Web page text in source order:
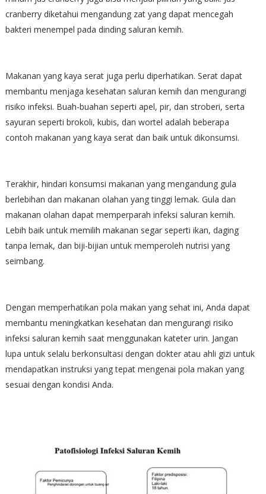
cranberry diketahui mengandung zat yang dapat mencegah
bakteri menempel pada dinding saluran kemih.
Makanan yang kaya serat juga perlu diperhatikan. Serat dapat
membantu menjaga kesehatan saluran kemih dan mengurangi
risiko infeksi. Buah-buahan seperti apel, pir, dan stroberi, serta
sayuran seperti brokoli, kubis, dan wortel adalah beberapa
contoh makanan yang kaya serat dan baik untuk dikonsumsi.
Terakhir, hindari konsumsi makanan yang mengandung gula
berlebihan dan makanan olahan yang tinggi lemak. Gula dan
makanan olahan dapat memperparah infeksi saluran kemih.
Lebih baik untuk memilih makanan segar seperti ikan, daging
tanpa lemak, dan biji-bijian untuk memperoleh nutrisi yang
seimbang.
Dengan memperhatikan pola makan yang sehat ini, Anda dapat
membantu meningkatkan kesehatan dan mengurangi risiko
infeksi saluran kemih saat menggunakan kateter urin. Jangan
lupa untuk selalu berkonsultasi dengan dokter atau ahli gizi untuk
mendapatkan instruksi yang tepat mengenai pola makan yang
sesuai dengan kondisi Anda.